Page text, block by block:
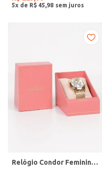
5x de R$ 45 98
Relógio Condor Feminino DOURADO